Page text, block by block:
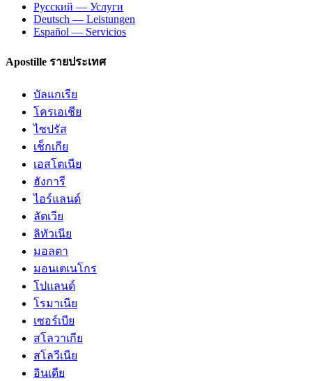
Русский — Услуги
Deutsch — Leistungen
Español — Servicios
Apostille รายประเทศ
บัลแกเรีย
โครเอเชีย
ไซปรัส
เช็กเกีย
เอสโตเนีย
ฮังการี
ไอร์แลนด์
ลัตเวีย
ลิทัวเนีย
มอลตา
มอนเตเนโกร
โปแลนด์
โรมาเนีย
เซอร์เบีย
สโลวาเกีย
สโลวีเนีย
อินเดีย